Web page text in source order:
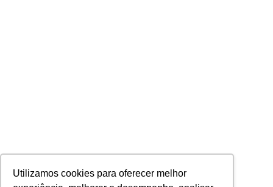
Utilizamos cookies para oferecer melhor